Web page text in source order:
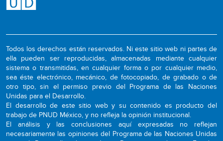
Todos los derechos están reservados. Ni este sitio web ni partes de
ella pueden ser reproducidas, almacenadas mediante cualquier
sistema o transmitidas, en cualquier forma o por cualquier medio,
sea éste electrónico, mecánico, de fotocopiado, de grabado o de
otro tipo, sin el permiso previo del Programa de las Naciones
Unidas para el Desarrollo.
El desarrollo de este sitio web y su contenido es producto del
trabajo de PNUD México, y no refleja la opinión institucional.
El análisis y las conclusiones aquí expresadas no reflejan
necesariamente las opiniones del Programa de las Naciones Unidas